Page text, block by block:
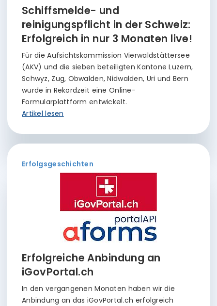
Schiffsmelde- und
reinigungspflicht in der Schweiz:
Erfolgreich in nur 3 Monaten live!
Für die Aufsichtskommission Vierwaldstättersee
(AKV) und die sieben beteiligten Kantone Luzern,
Schwyz, Zug, Obwalden, Nidwalden, Uri und Bern
wurde in Rekordzeit eine Online-
Formularplattform entwickelt.
Artikel lesen
Erfolgsgeschichten
Erfolgreiche Anbindung an
iGovPortal.ch
In den vergangenen Monaten haben wir die
Anbindung an das iGovPortal.ch erfolgreich